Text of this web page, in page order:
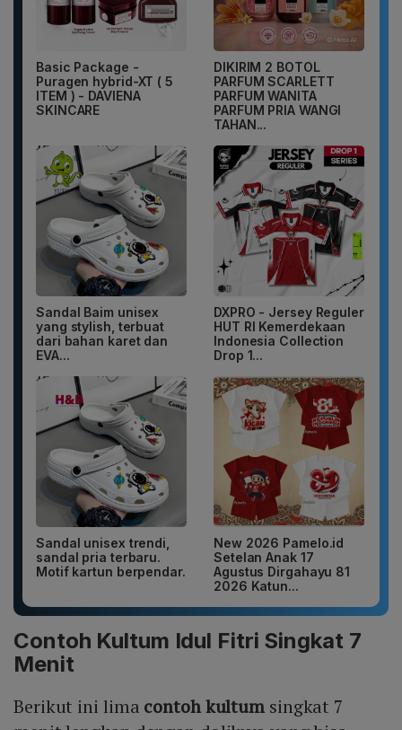
Basic Package -
Puragen hybrid-XT ( 5
ITEM ) - DAVIENA
SKINCARE
DIKIRIM 2 BOTOL
PARFUM SCARLETT
PARFUM WANITA
PARFUM PRIA WANGI
TAHAN...
Sandal Baim unisex
yang stylish, terbuat
dari bahan karet dan
EVA...
DXPRO - Jersey Reguler
HUT RI Kemerdekaan
Indonesia Collection
Drop 1...
Sandal unisex trendi,
sandal pria terbaru.
Motif kartun berpendar.
New 2026 Pamelo.id
Setelan Anak 17
Agustus Dirgahayu 81
2026 Katun...
Contoh Kultum Idul Fitri Singkat 7
Menit
Berikut ini lima contoh kultum singkat 7